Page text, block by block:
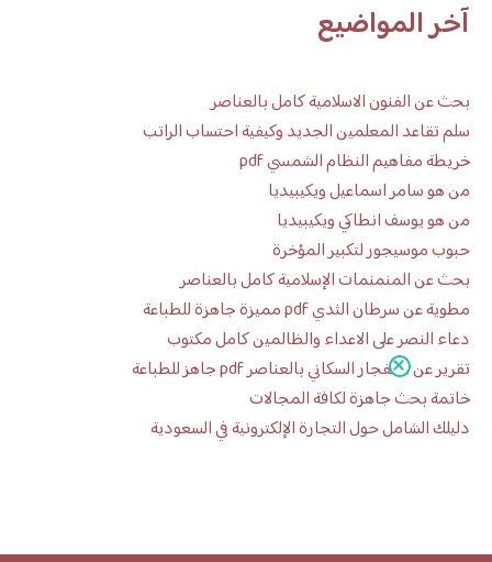
آخر المواضيع
بحث عن الفنون الاسلامية كامل بالعناصر
سلم تقاعد المعلمين الجديد وكيفية احتساب الراتب
خريطة مفاهيم النظام الشمسي pdf
من هو سامر اسماعيل ويكيبيديا
من هو يوسف انطاكي ويكيبيديا
حبوب موسيجور لتكبير المؤخرة
بحث عن المنمنمات الإسلامية كامل بالعناصر
مطوية عن سرطان الثدي pdf مميزة جاهزة للطباعة
دعاء النصر على الاعداء والظالمين كامل مكتوب
تقرير عن الانفجار السكاني بالعناصر pdf جاهز للطباعة
خاتمة بحث جاهزة لكافة المجالات
دليلك الشامل حول التجارة الإلكترونية في السعودية